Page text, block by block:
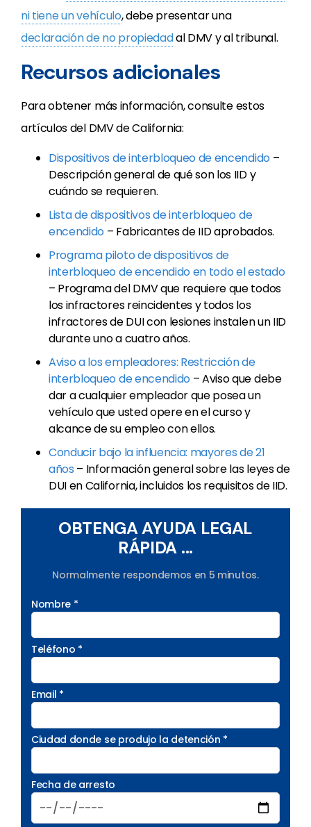
ni tiene un vehículo, debe presentar una
declaración de no propiedadal DMV y al tribunal.
Recursos adicionales
Para obtener más información, consulte estos
artículos del DMV de California:
Dispositivos de interbloqueo de encendido–
Descripción general de qué son los IID y
cuándo se requieren.
Lista de dispositivos de interbloqueo de
encendido – Fabricantes de IID aprobados.
Programa piloto de dispositivos de
interbloqueo de encendido en todo el estado
– Programa del DMV que requiere que todos
los infractores reincidentes y todos los
infractores de DUI con lesiones instalen un IID
durante uno a cuatro años.
Aviso a los empleadores: Restricción de
interbloqueo de encendido – Aviso que debe
dar a cualquier empleador que posea un
vehículo que usted opere en el curso y
alcance de su empleo con ellos.
Conducir bajo la influencia: mayores de 21
años – Información general sobre las leyes de
DUI en California, incluidos los requisitos de IID.
OBTENGA AYUDA LEGAL
RÁPIDA ...
Normalmente respondemos en 5 minutos.
Nombre *
Teléfono *
Email *
Ciudad donde se produjo la detención *
Fecha de arresto